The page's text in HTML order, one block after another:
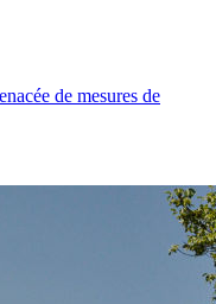
de mesures de